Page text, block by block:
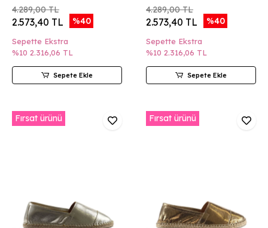
4.289,00 TL
2.573,40 TL %40
Sepette Ekstra
%10 2.316,06 TL
Sepete Ekle
4.289,00 TL
2.573,40 TL %40
Sepette Ekstra
%10 2.316,06 TL
Sepete Ekle
Fırsat ürünü Fırsat ürünü